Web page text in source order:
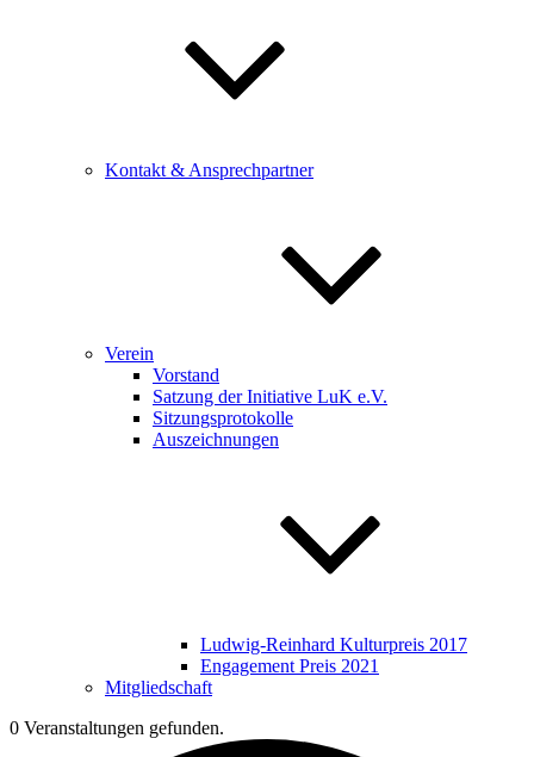
Kontakt & Ansprechpartner
Verein
Vorstand
Satzung der Initiative LuK e.V.
Sitzungsprotokolle
Auszeichnungen
Ludwig-Reinhard Kulturpreis 2017
Engagement Preis 2021
Mitgliedschaft
0 Veranstaltungen gefunden.